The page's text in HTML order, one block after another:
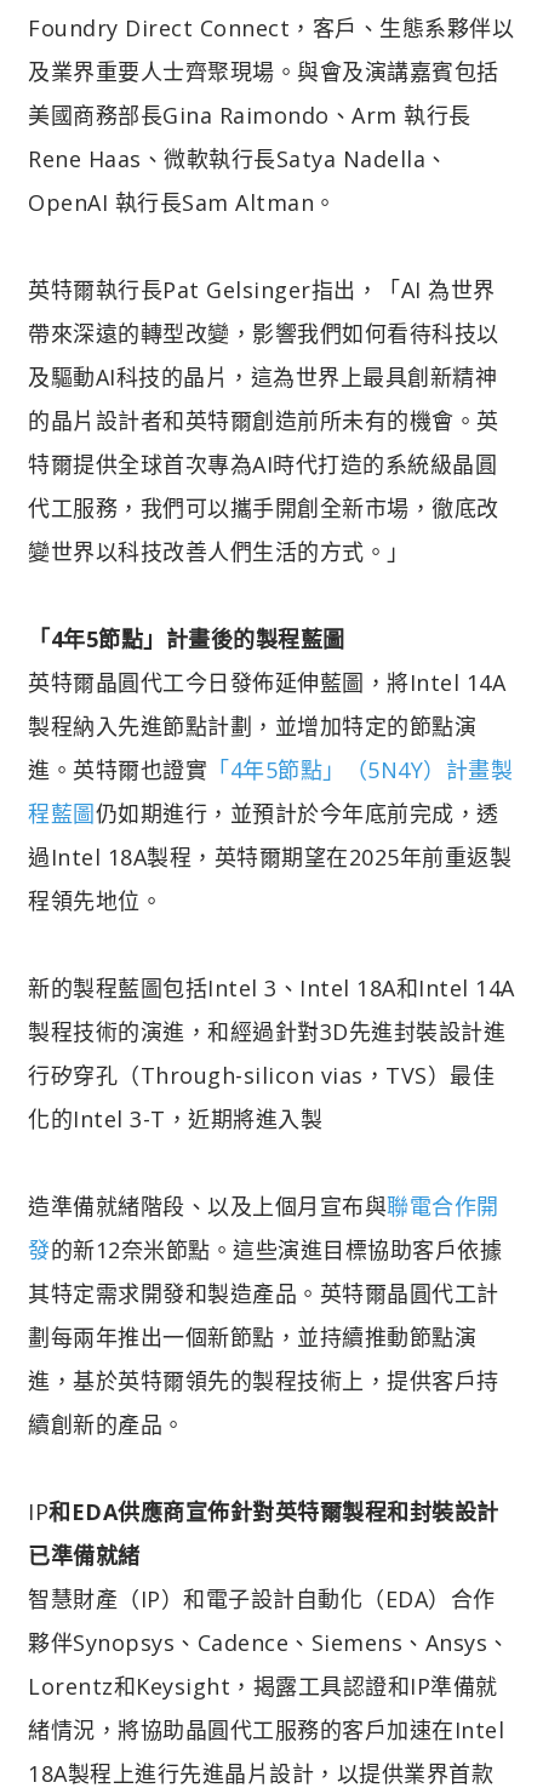
Foundry Direct Connect，客戶、生態系夥伴以
及業界重要人士齊聚現場。與會及演講嘉賓包括
美國商務部長Gina Raimondo、Arm 執行長
Rene Haas、微軟執行長Satya Nadella、
OpenAI 執行長Sam Altman。
英特爾執行長Pat Gelsinger指出，「AI 為世界
帶來深遠的轉型改變，影響我們如何看待科技以
及驅動AI科技的晶片，這為世界上最具創新精神
的晶片設計者和英特爾創造前所未有的機會。英
特爾提供全球首次專為AI時代打造的系統級晶圓
代工服務，我們可以攜手開創全新市場，徹底改
變世界以科技改善人們生活的方式。」
「4年5節點」計畫後的製程藍圖
英特爾晶圓代工今日發佈延伸藍圖，將Intel 14A
製程納入先進節點計劃，並增加特定的節點演
進。英特爾也證實 「4年5節點」（5N4Y）計畫製
程藍圖仍如期進行，並預計於今年底前完成，透
過Intel 18A製程，英特爾期望在2025年前重返製
程領先地位。
新的製程藍圖包括Intel 3、Intel 18A和Intel 14A
製程技術的演進，和經過針對3D先進封裝設計進
行矽穿孔（Through-silicon vias，TVS）最佳
化的Intel 3-T，近期將進入製
造準備就緒階段、以及上個月宣布與聯電合作開
發的新12奈米節點。這些演進目標協助客戶依據
其特定需求開發和製造產品。英特爾晶圓代工計
劃每兩年推出一個新節點，並持續推動節點演
進，基於英特爾領先的製程技術上，提供客戶持
續創新的產品。
IP和EDA供應商宣佈針對英特爾製程和封裝設計
已準備就緒
智慧財產（IP）和電子設計自動化（EDA）合作
夥伴Synopsys、Cadence、Siemens、Ansys、
Lorentz和Keysight，揭露工具認證和IP準備就
緒情況，將協助晶圓代工服務的客戶加速在Intel
18A製程上進行先進晶片設計，以提供業界首款